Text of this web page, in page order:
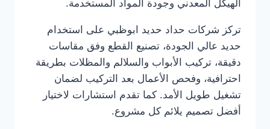
الهيكل المعدني وجودة المواد المستخدمة.
تركز شركات حداد حديد ابوظبي على استخدام
حديد عالي الجودة، تصنيع القطع وفق مقاسات
دقيقة، تركيب الأبواب والسلالم والمظلات بطريقة
احترافية، وفحص الأعمال بعد التركيب لضمان
تشغيل طويل الأمد. كما تقدم استشارات لاختيار
أفضل تصميم يلائم كل مشروع.